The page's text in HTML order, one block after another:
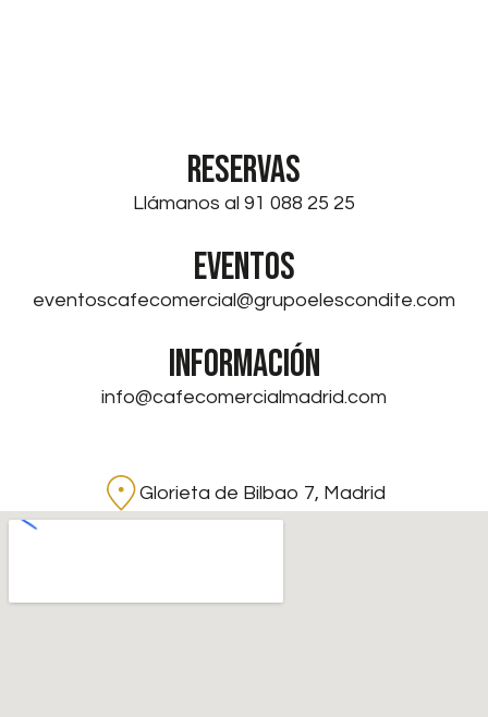
RESERVAS
Llámanos al 91 088 25 25
EVENTOS
eventoscafecomercial@grupoelescondite.com
INFORMACIÓN
info@cafecomercialmadrid.com
Glorieta de Bilbao 7, Madrid